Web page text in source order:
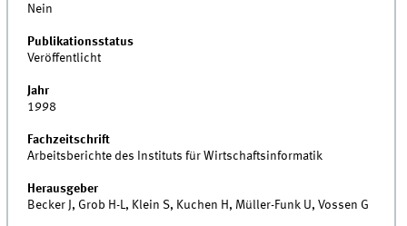
Nein
Publikationsstatus
Veröffentlicht
Jahr
1998
Fachzeitschrift
Arbeitsberichte des Instituts für Wirtschaftsinformatik
Herausgeber
Becker J, Grob H-L, Klein S, Kuchen H, Müller-Funk U, Vossen G